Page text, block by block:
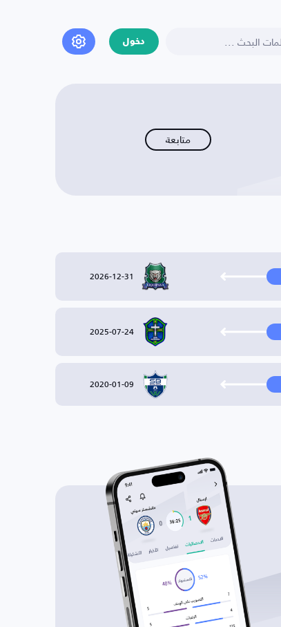
دخول
متابعة
2026-12-31
2025-07-24
2020-01-09